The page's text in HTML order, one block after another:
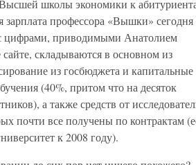
школы экономики к
профессора «Вышки» сегодня
цифрами, приводимыми Анатолием
складываются в основном из
из госбюджета и капитальные
(40%, притом что на десяток
а также средств от
почти все получены по контрактам
к 2008 году).